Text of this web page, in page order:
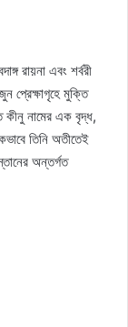
রায়না এবং শর্বরী
প্রেক্ষাগৃহে মুক্তি
কীনু নামের এক বৃদ্ধ,
তিনি অতীতেই
অন্তর্গত